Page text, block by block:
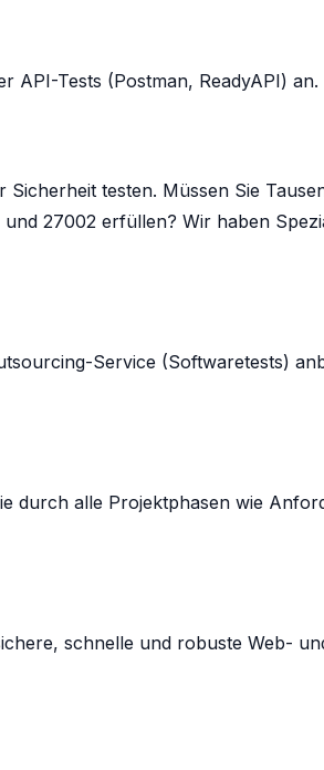
API-Tests (Postman, ReadyAPI) an.
testen. Müssen Sie
27002 erfüllen? Wir haben
Service (Softwaretests)
durch alle Projektphasen wie
schnelle und robuste Web-